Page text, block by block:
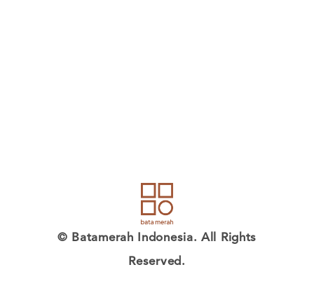
© Batamerah Indonesia. All Rights
Reserved.